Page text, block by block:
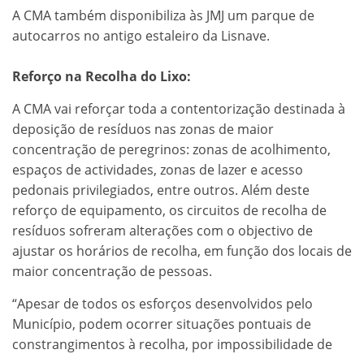
A CMA também disponibiliza às JMJ um parque de
autocarros no antigo estaleiro da Lisnave.
Reforço na Recolha do Lixo:
A CMA vai reforçar toda a contentorização destinada à
deposição de resíduos nas zonas de maior
concentração de peregrinos: zonas de acolhimento,
espaços de actividades, zonas de lazer e acesso
pedonais privilegiados, entre outros. Além deste
reforço de equipamento, os circuitos de recolha de
resíduos sofreram alterações com o objectivo de
ajustar os horários de recolha, em função dos locais de
maior concentração de pessoas.
“Apesar de todos os esforços desenvolvidos pelo
Município, podem ocorrer situações pontuais de
constrangimentos à recolha, por impossibilidade de